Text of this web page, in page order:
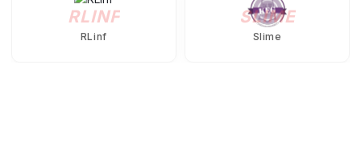
RLINF
RLinf
SLIME
Slime